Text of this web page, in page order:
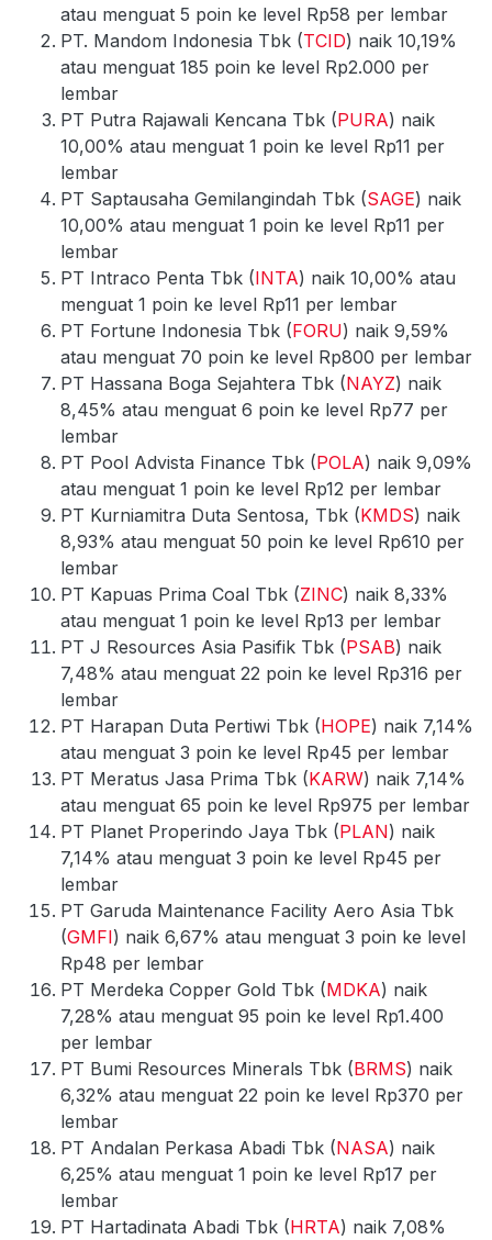
atau menguat 5 poin ke level Rp58 per lembar
PT. Mandom Indonesia Tbk (TCID) naik 10,19%
atau menguat 185 poin ke level Rp2.000 per
lembar
PT Putra Rajawali Kencana Tbk (PURA) naik
10,00% atau menguat 1 poin ke level Rp11 per
lembar
PT Saptausaha Gemilangindah Tbk (SAGE) naik
10,00% atau menguat 1 poin ke level Rp11 per
lembar
PT Intraco Penta Tbk (INTA) naik 10,00% atau
menguat 1 poin ke level Rp11 per lembar
PT Fortune Indonesia Tbk (FORU) naik 9,59%
atau menguat 70 poin ke level Rp800 per lembar
PT Hassana Boga Sejahtera Tbk (NAYZ) naik
8,45% atau menguat 6 poin ke level Rp77 per
lembar
PT Pool Advista Finance Tbk (POLA) naik 9,09%
atau menguat 1 poin ke level Rp12 per lembar
PT Kurniamitra Duta Sentosa, Tbk (KMDS) naik
8,93% atau menguat 50 poin ke level Rp610 per
lembar
PT Kapuas Prima Coal Tbk (ZINC) naik 8,33%
atau menguat 1 poin ke level Rp13 per lembar
PT J Resources Asia Pasifik Tbk (PSAB) naik
7,48% atau menguat 22 poin ke level Rp316 per
lembar
PT Harapan Duta Pertiwi Tbk (HOPE) naik 7,14%
atau menguat 3 poin ke level Rp45 per lembar
PT Meratus Jasa Prima Tbk (KARW) naik 7,14%
atau menguat 65 poin ke level Rp975 per lembar
PT Planet Properindo Jaya Tbk (PLAN) naik
7,14% atau menguat 3 poin ke level Rp45 per
lembar
PT Garuda Maintenance Facility Aero Asia Tbk
(GMFI) naik 6,67% atau menguat 3 poin ke level
Rp48 per lembar
PT Merdeka Copper Gold Tbk (MDKA) naik
7,28% atau menguat 95 poin ke level Rp1.400
per lembar
PT Bumi Resources Minerals Tbk (BRMS) naik
6,32% atau menguat 22 poin ke level Rp370 per
lembar
PT Andalan Perkasa Abadi Tbk (NASA) naik
6,25% atau menguat 1 poin ke level Rp17 per
lembar
PT Hartadinata Abadi Tbk (HRTA) naik 7,08%